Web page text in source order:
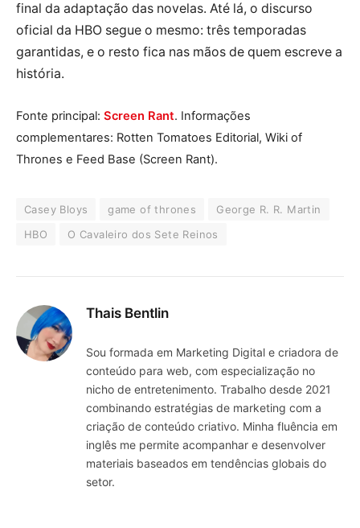
final da adaptação das novelas. Até lá, o discurso
oficial da HBO segue o mesmo: três temporadas
garantidas, e o resto fica nas mãos de quem escreve a
história.
Fonte principal: Screen Rant. Informações
complementares: Rotten Tomatoes Editorial, Wiki of
Thrones e Feed Base (Screen Rant).
Casey Bloys game of thrones
George R. R. Martin
HBO
O Cavaleiro dos Sete Reinos
Thais Bentlin
Sou formada em Marketing Digital e criadora de
conteúdo para web, com especialização no
nicho de entretenimento. Trabalho desde 2021
combinando estratégias de marketing com a
criação de conteúdo criativo. Minha fluência em
inglês me permite acompanhar e desenvolver
materiais baseados em tendências globais do
setor.